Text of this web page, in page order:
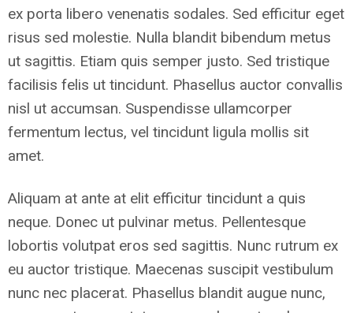
ex porta libero venenatis sodales. Sed efficitur eget
risus sed molestie. Nulla blandit bibendum metus
ut sagittis. Etiam quis semper justo. Sed tristique
facilisis felis ut tincidunt. Phasellus auctor convallis
nisl ut accumsan. Suspendisse ullamcorper
fermentum lectus, vel tincidunt ligula mollis sit
amet.
Aliquam at ante at elit efficitur tincidunt a quis
neque. Donec ut pulvinar metus. Pellentesque
lobortis volutpat eros sed sagittis. Nunc rutrum ex
eu auctor tristique. Maecenas suscipit vestibulum
nunc nec placerat. Phasellus blandit augue nunc,